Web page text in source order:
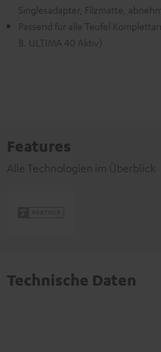
Singlesadapter, Filzmatte,
Passend für alle Teufel
B. ULTIMA 40 Aktiv)
Features
Alle Technologien im Überblick
Technische Daten